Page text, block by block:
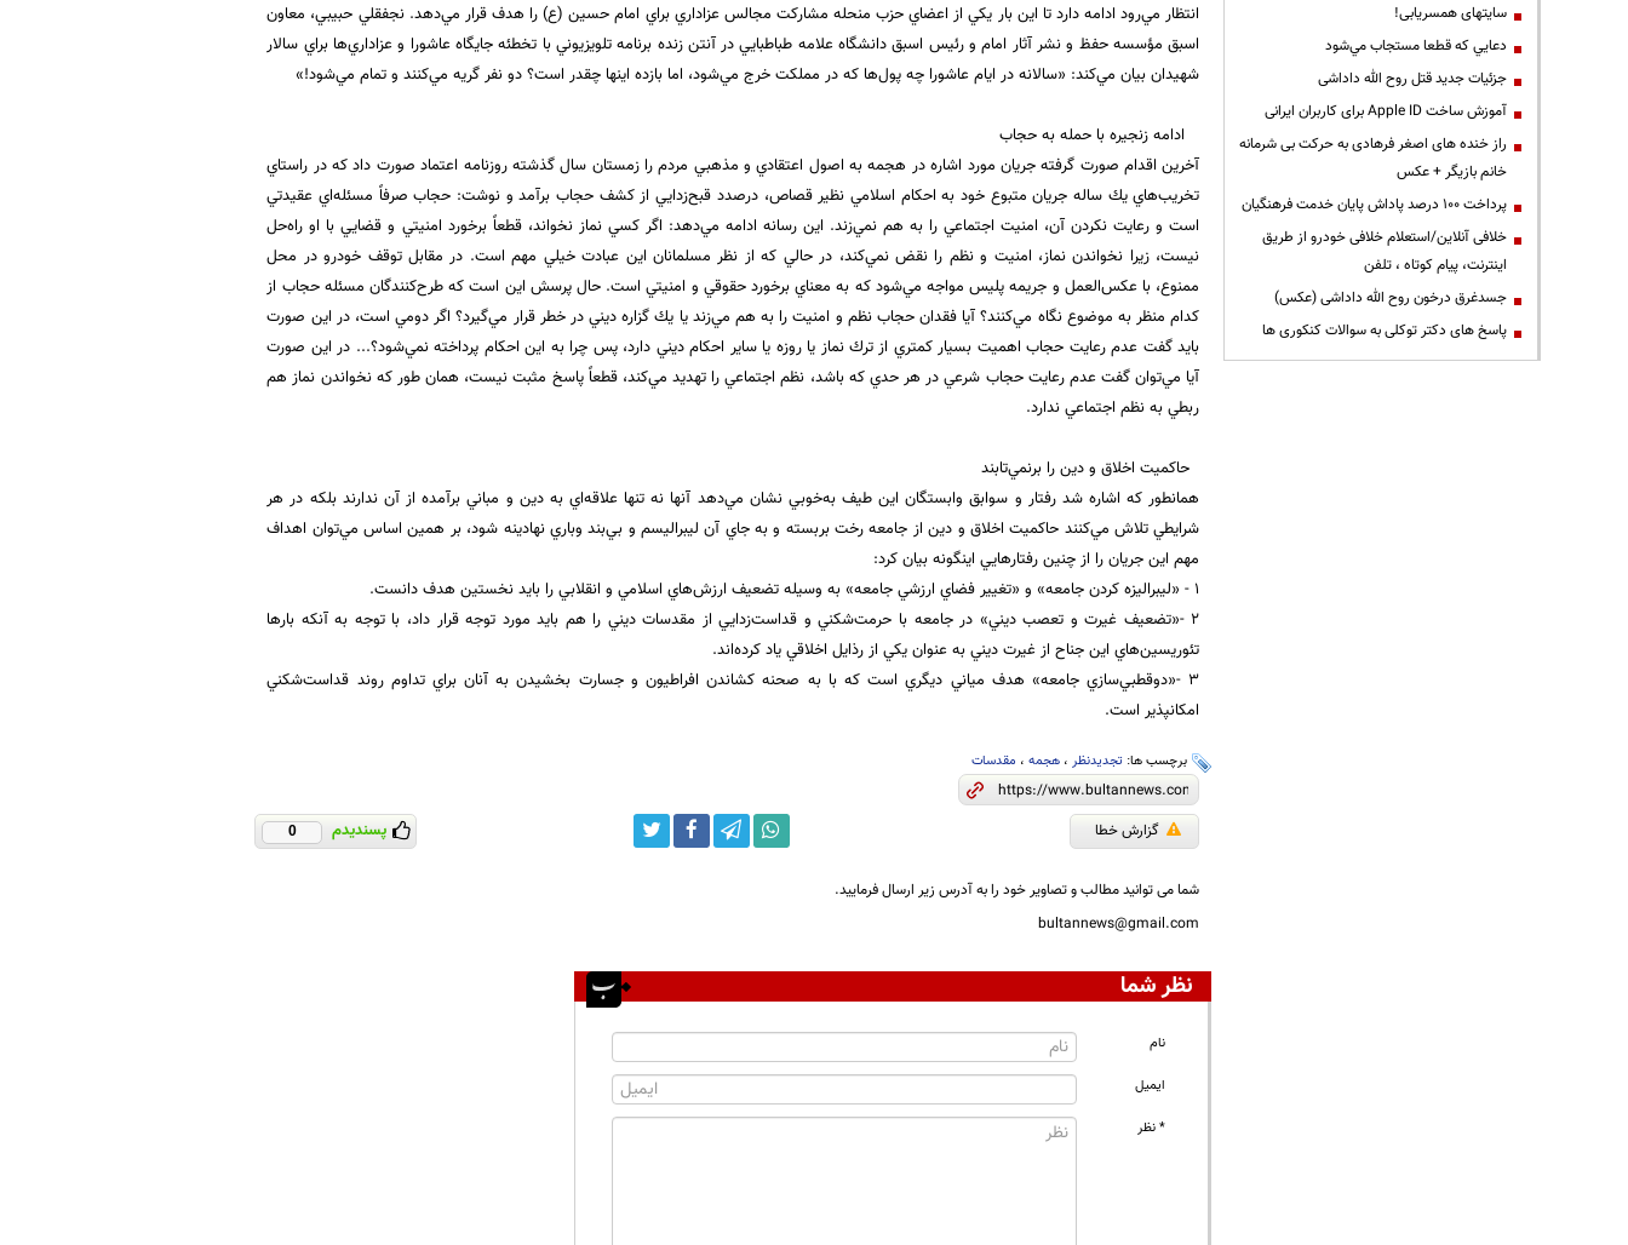
انتظار مي‌رود ادامه دارد تا اين بار يكي از اعضاي حزب منحله مشاركت مجالس عزاداري براي امام حسين (ع) را هدف قرار مي‌دهد. نجفقلي حبيبي، معاون
اسبق مؤسسه حفظ و نشر آثار امام و رئيس اسبق دانشگاه علامه طباطبايي در آنتن زنده برنامه تلويزيوني با تخطئه جايگاه عاشورا و عزاداري‌ها براي سالار
شهيدان بيان مي‌كند: «‌سالانه در ايام عاشورا چه پول‌ها كه در مملكت خرج مي‌شود، اما بازده اينها چقدر است؟ دو نفر گريه مي‌كنند و تمام مي‌شود!»
ادامه زنجيره با حمله به حجاب
آخرين اقدام صورت گرفته جريان مورد اشاره در هجمه به اصول اعتقادي و مذهبي مردم را زمستان سال گذشته روزنامه اعتماد صورت داد كه در راستاي
تخريب‌هاي يك ساله جريان متبوع خود به احكام اسلامي نظير قصاص، درصدد قبح‌زدايي از كشف حجاب برآمد و نوشت: حجاب صرفاً مسئله‌اي عقيدتي
است و رعايت نكردن آن، امنيت اجتماعي را به هم نمي‌زند. اين رسانه ادامه مي‌دهد: اگر كسي نماز نخواند، قطعاً برخورد امنيتي و قضايي با او راه‌حل
نيست، زيرا نخواندن نماز، امنيت و نظم را نقض نمي‌كند، در حالي كه از نظر مسلمانان اين عبادت خيلي مهم است. در مقابل توقف خودرو در محل
ممنوع، با عكس‌العمل و جريمه پليس مواجه مي‌شود كه به معناي برخورد حقوقي و امنيتي است. حال پرسش اين است كه طرح‌كنندگان مسئله حجاب از
كدام منظر به موضوع نگاه مي‌كنند؟ آيا فقدان حجاب نظم و امنيت را به هم مي‌زند يا يك گزاره ديني در خطر قرار مي‌گيرد؟ اگر دومي است، در اين صورت
بايد گفت عدم رعايت حجاب اهميت بسيار كمتري از ترك نماز يا روزه يا ساير احكام ديني دارد، پس چرا به اين احكام پرداخته نمي‌شود؟... در اين صورت
آيا مي‌توان گفت عدم رعايت حجاب شرعي در هر حدي كه باشد، نظم اجتماعي را تهديد مي‌كند، قطعاً پاسخ مثبت نيست، همان طور كه نخواندن نماز هم
ربطي به نظم اجتماعي ندارد.
حاكميت اخلاق و دين را برنمي‌تابند
همانطور كه اشاره شد رفتار و سوابق وابستگان اين طيف به‌خوبي نشان مي‌دهد آنها نه تنها علاقه‌اي به دين و مباني برآمده از آن ندارند بلكه در هر
شرايطي تلاش مي‌كنند حاكميت اخلاق و دين از جامعه رخت بر‌بسته و به جاي آن ليبراليسم و بي‌بند وباري نهادينه شود، بر همين اساس مي‌توان اهداف
مهم اين جريان را از چنين رفتارهايي اينگونه بيان كرد:
1 - «‌ليبراليزه كردن جامعه» و «‌تغيير فضاي ارزشي جامعه» به وسيله تضعيف ارزش‌هاي اسلامي و انقلابي را بايد نخستين هدف دانست.
2 -«‌تضعيف غيرت و تعصب ديني» در جامعه با حرمت‌شكني و قداست‌زدايي از مقدسات ديني را هم بايد مورد توجه قرار داد، با توجه به آنكه بارها
تئوريسين‌هاي اين جناح از غيرت ديني به عنوان يكي از رذايل اخلاقي ياد كرده‌اند.
3 -«‌دوقطبي‌سازي جامعه» هدف مياني ديگري است كه با به صحنه كشاندن افراطيون و جسارت بخشيدن به آنان براي تداوم روند قداست‌شكني
امكانپذير است.
برچسب ها: تجدیدنظر، هجمه، مقدسات
گزارش خطا پسندیدم 0
شما می توانید مطالب و تصاویر خود را به آدرس زیر ارسال فرمایید.
bultannews@gmail.com
نظر شما
نام
ایمیل
* نظر
سایتهای همسریابی!
دعايي كه قطعا مستجاب مي‌شود
جزئیات جدید قتل روح الله داداشی
آموزش ساخت Apple ID برای کاربران ایرانی
راز خنده های اصغر فرهادی به حرکت بی شرمانه
خانم بازیگر + عکس
پرداخت ۱۰۰ درصد پاداش پایان خدمت فرهنگیان
خلافی آنلاین/استعلام خلافی خودرو از طریق
اینترنت، پیام کوتاه ، تلفن
جسدغرق درخون روح الله داداشی (عکس)
پاسخ های دکتر توکلی به سوالات کنکوری ها